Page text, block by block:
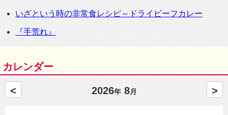
いざという時の非常食レシピ～ドライビーフカレー
『手荒れ』
カレンダー
< 2026年8月 >